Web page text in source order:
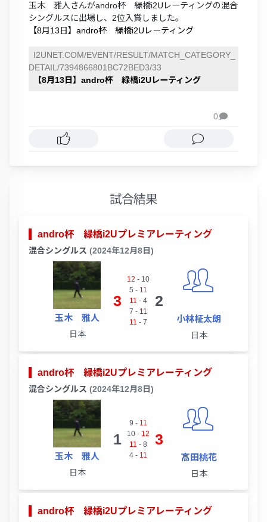
玉木 雅人さんがandro杯 緑橋i2Uレーティングの混合
シングルスに出場し、2位入賞しました。
【8月13日】andro杯 緑橋i2Uレーティング
I2UNET.COM/EVENT/RESULT/MATCH_CATEGORY_
DETAIL/7394866801BC72BED3/33
【8月13日】andro杯 緑橋i2Uレーティング
0
試合結果
andro杯 緑橋i2Uプレミアレーティング
混合シングルス (2024年12月8日)
玉木 雅人
日本
3
12 - 10
5 - 11
11 - 4
7 - 11
11 - 7
2
小林柾太朗
日本
andro杯 緑橋i2Uプレミアレーティング
混合シングルス (2024年12月8日)
玉木 雅人
日本
1
9 - 11
10- 12
11 - 8
4- 11
3
髙田桃花
日本
andro杯 緑橋i2Uプレミアレーティング